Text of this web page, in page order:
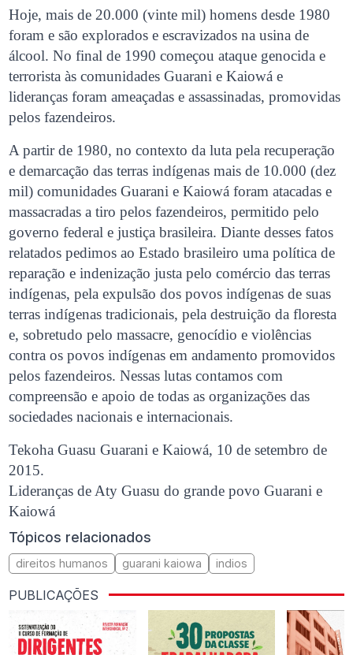
Hoje, mais de 20.000 (vinte mil) homens desde 1980
foram e são explorados e escravizados na usina de
álcool. No final de 1990 começou ataque genocida e
terrorista às comunidades Guarani e Kaiowá e
lideranças foram ameaçadas e assassinadas, promovidas
pelos fazendeiros.
A partir de 1980, no contexto da luta pela recuperação
e demarcação das terras indígenas mais de 10.000 (dez
mil) comunidades Guarani e Kaiowá foram atacadas e
massacradas a tiro pelos fazendeiros, permitido pelo
governo federal e justiça brasileira. Diante desses fatos
relatados pedimos ao Estado brasileiro uma política de
reparação e indenização justa pelo comércio das terras
indígenas, pela expulsão dos povos indígenas de suas
terras indígenas tradicionais, pela destruição da floresta
e, sobretudo pelo massacre, genocídio e violências
contra os povos indígenas em andamento promovidos
pelos fazendeiros. Nessas lutas contamos com
compreensão e apoio de todas as organizações das
sociedades nacionais e internacionais.
Tekoha Guasu Guarani e Kaiowá, 10 de setembro de
2015.
Lideranças de Aty Guasu do grande povo Guarani e
Kaiowá
Tópicos relacionados
direitos humanos guarani kaiowa indios
PUBLICAÇÕES